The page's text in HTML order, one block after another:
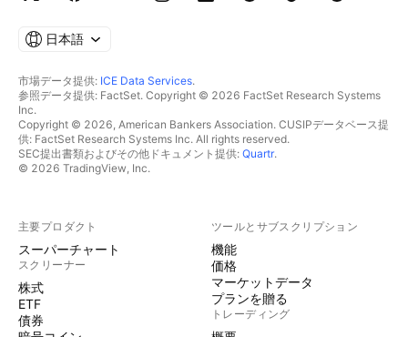
日本語
市場データ提供: ICE Data Services.
参照データ提供: FactSet. Copyright © 2026 FactSet Research Systems
Inc.
Copyright © 2026, American Bankers Association. CUSIPデータベース提
供: FactSet Research Systems Inc. All rights reserved.
SEC提出書類およびその他ドキュメント提供: Quartr.
© 2026 TradingView, Inc.
主要プロダクト
スーパーチャート
スクリーナー
株式
ETF
債券
ツールとサブスクリプション
機能
価格
マーケットデータ
プランを贈る
トレーディング